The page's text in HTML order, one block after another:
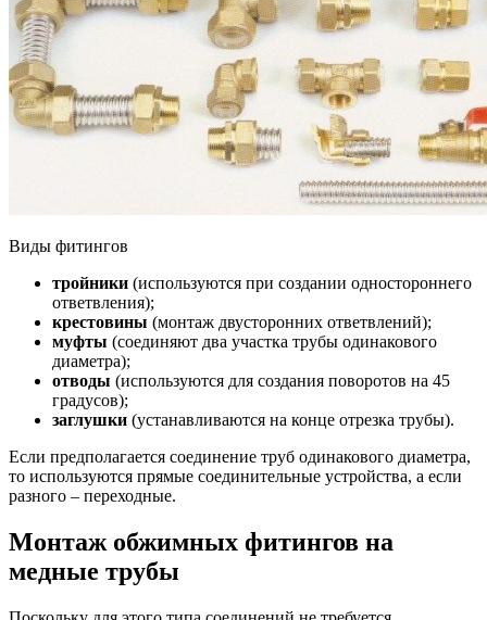
Виды фитингов
тройники (используются при создании одностороннего
ответвления);
крестовины (монтаж двусторонних ответвлений);
муфты (соединяют два участка трубы одинакового
диаметра);
отводы (используются для создания поворотов на 45
градусов);
заглушки (устанавливаются на конце отрезка трубы).
Если предполагается соединение труб одинакового диаметра,
то используются прямые соединительные устройства, а если
разного – переходные.
Монтаж обжимных фитингов на
медные трубы